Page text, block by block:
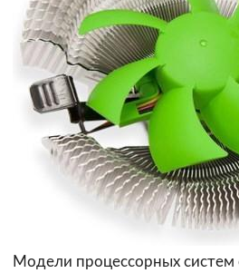
Модели процессорных систем